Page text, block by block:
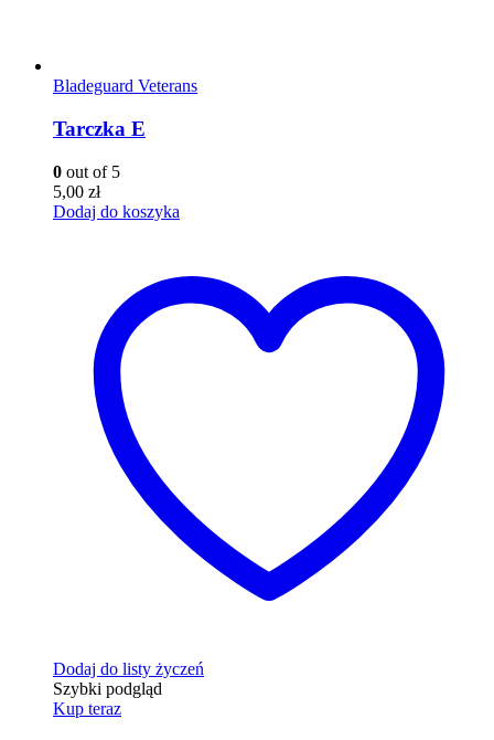
Bladeguard Veterans
Tarczka E
0 out of 5
5,00 zł
Dodaj do koszyka
Dodaj do listy życzeń
Szybki podgląd
Kup teraz